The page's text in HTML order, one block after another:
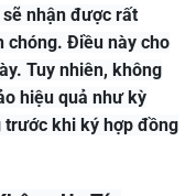
nhận được rất
chóng. Điều này cho
Tuy nhiên, không
hiệu quả như kỳ
trước khi ký hợp đồng